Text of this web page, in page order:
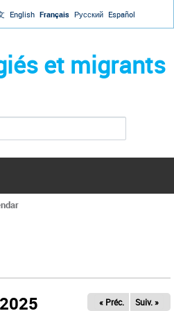
to navigation
English Français Русский Español
et migrants
2025 « Préc. Suiv. »